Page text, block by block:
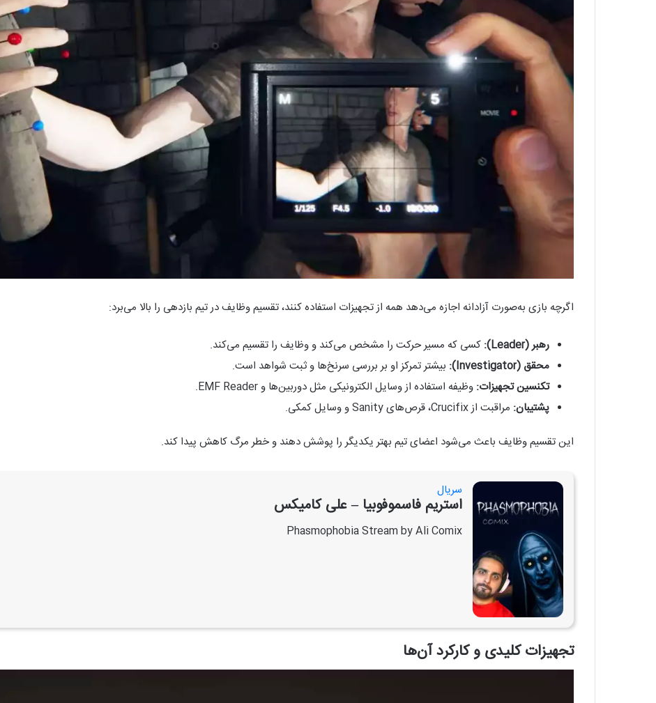
اگرچه بازی به‌صورت آزادانه اجازه می‌دهد همه از تجهیزات استفاده کنند، تقسیم وظایف در تیم بازدهی را بالا می‌برد:
رهبر (Leader):
کسی که مسیر حرکت را مشخص می‌کند و وظایف را تقسیم می‌کند.
محقق (Investigator):
بیشتر تمرکز او بر بررسی سرنخ‌ها و ثبت شواهد است.
تکنسین تجهیزات: وظیفه استفاده از وسایل الکترونیکی مثل دوربین‌ها و EMF Reader.
پشتیبان: مراقبت از Crucifix، قرص‌های Sanity و وسایل کمکی.
این تقسیم وظایف باعث می‌شود اعضای تیم بهتر یکدیگر را پوشش دهند و خطر مرگ کاهش پیدا کند.
سریال
استریم فاسموفوبیا – علی کامیکس
Phasmophobia Stream by Ali Comix
تجهیزات کلیدی و کارکرد آن‌ها